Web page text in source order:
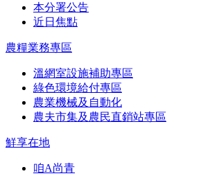
本分署公告
近日焦點
農糧業務專區
溫網室設施補助專區
綠色環境給付專區
農業機械及自動化
農夫市集及農民直銷站專區
鮮享在地
咱A尚青